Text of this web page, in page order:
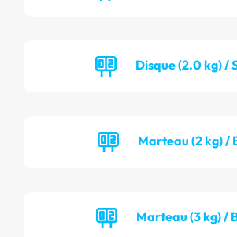
Disque (2.0 kg) /
Marteau (2 kg) /
Marteau (3 kg) /